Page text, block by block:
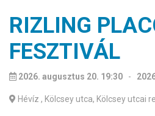
RIZLING
FESZTIVÁL
2026. augusztus 20. 19:30 -
Hévíz , Kölcsey utca, Kölcsey utcai